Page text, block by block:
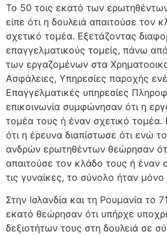
Το 50 τοις εκατό των
είπε ότι η δουλειά απαιτούσε τον
σχετικό τομέα. Εξετάζοντας
επαγγελματικούς τομείς, πάνω
των εργαζομένων στα
Ασφάλειες, Υπηρεσίες παροχής
Επαγγελματικές υπηρεσίες
επικοινωνία συμφώνησαν ότι η
τομέα τους ή έναν σχετικό τομέα.
ότι η έρευνα διαπίστωσε ότι ενώ
ανδρών ερωτηθέντων θεώρησαν
απαιτούσε τον κλάδο τους ή έναν
τις γυναίκες, το σύνολο ήταν
Στην Ισλανδία και τη Ρουμανία το
εκατό θεώρησαν ότι υπήρχε
δεξιοτήτων τους στη δουλειά σε